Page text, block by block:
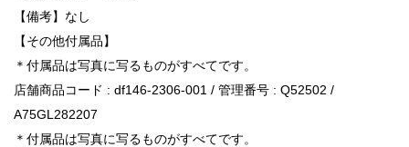
【備考】なし
【その他付属品】
＊付属品は写真に写るものがすべてです。
店舗商品コード : df146-2306-001 / 管理番号 : Q52502 /
A75GL282207
＊付属品は写真に写るものがすべてです。